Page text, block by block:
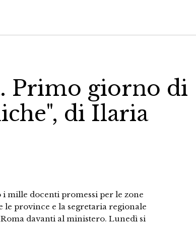
Primo giorno di
di Ilaria
mille docenti promessi per le zone
le province e la segretaria regionale
davanti al ministero. Lunedì si